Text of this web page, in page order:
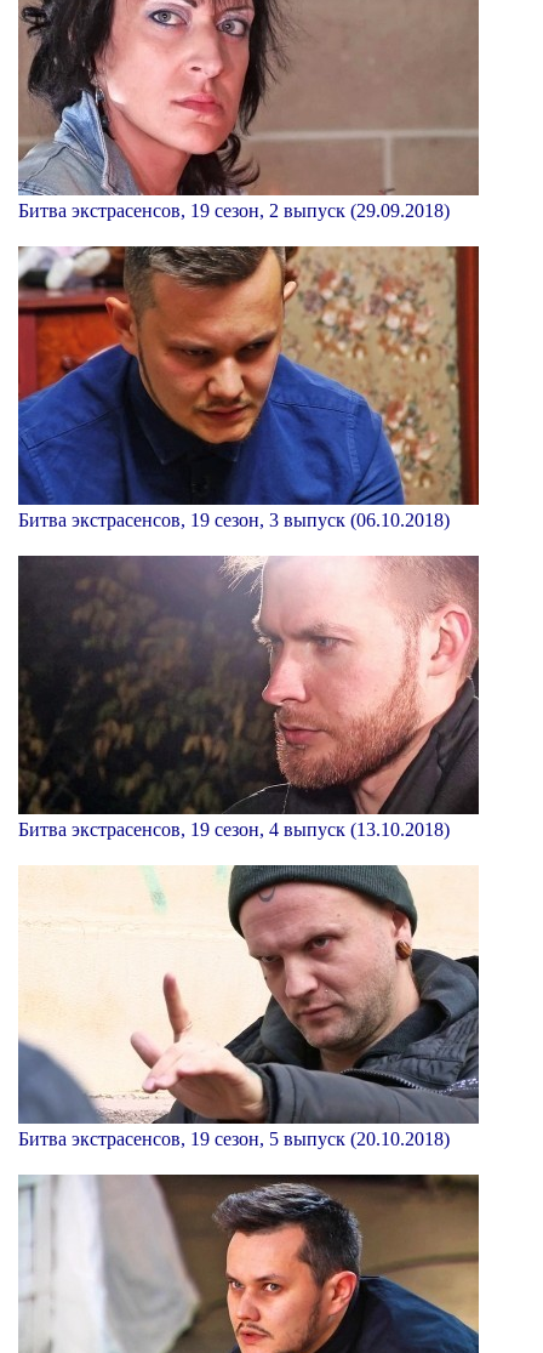
Битва экстрасенсов, 19 сезон, 2 выпуск (29.09.2018)
Битва экстрасенсов, 19 сезон, 3 выпуск (06.10.2018)
Битва экстрасенсов, 19 сезон, 4 выпуск (13.10.2018)
Битва экстрасенсов, 19 сезон, 5 выпуск (20.10.2018)